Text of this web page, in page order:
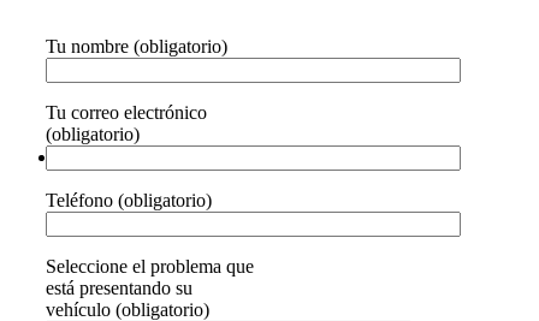
Tu nombre (obligatorio)
Tu correo electrónico
(obligatorio)
Teléfono (obligatorio)
Seleccione el problema que
está presentando su
vehículo (obligatorio)